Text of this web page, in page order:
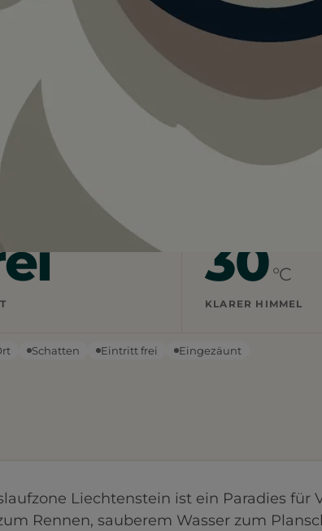
Hundeauslaufzone
Ort vorhanden. Gute Bedingungen.
30 °C
KLARER HIMMEL
Schatten Eintritt frei Eingezäunt
Liechtenstein ist ein Paradies für
Rennen, sauberem Wasser zum